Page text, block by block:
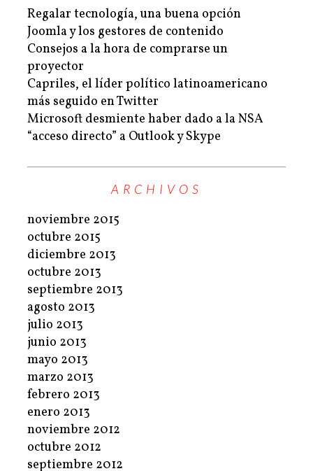
Regalar tecnología, una buena opción
Joomla y los gestores de contenido
Consejos a la hora de comprarse un
proyector
Capriles, el líder político latinoamericano
más seguido en Twitter
Microsoft desmiente haber dado a la NSA
“acceso directo” a Outlook y Skype
ARCHIVOS
noviembre 2015
octubre 2015
diciembre 2013
octubre 2013
septiembre 2013
agosto 2013
julio 2013
junio 2013
mayo 2013
marzo 2013
febrero 2013
enero 2013
noviembre 2012
octubre 2012
septiembre 2012